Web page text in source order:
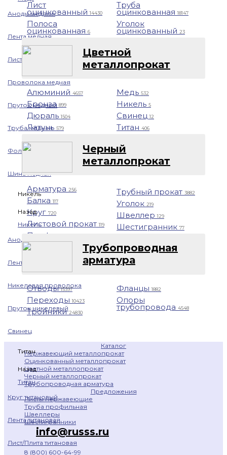
Аноды медные
Лента медная
Лист/Плита медная
Проволока медная
Пруток медный
Труба медная
Фольга медная
Шина медная
Никель
Назад
Никель
Анод никелевый
Лента никелевая
Никелевая проволока
Пруток никелевый
Свинец
Титан
Назад
Титан
Круг титановый
Лента титановая
Лист/Плита титановая
Лист
оцинкованный14430
Полоса
оцинкованная 6
Труба
оцинкованная18147
Уголок
оцинкованный 23
Цветной
металлопрокат
Алюминий 4657
Бронза 899
Дюраль1504
Латунь 579
Медь 532
Никель 5
Свинец12
Титан 406
Черный
металлопрокат
Арматура 256
Балка117
Круг 720
Листовой прокат119
Профнастил
Трубный прокат 3882
Уголок 219
Швеллер129
Шестигранник 77
Трубопроводная
арматура
Отводы15397
Переходы10423
Тройники24830
Фланцы1882
Опоры
трубопровода 4548
Каталог
Нержавеющий металлопрокат
Оцинкованный металлопрокат
Цветной металлопрокат
Черный металлопрокат
Трубопроводная арматура
Предложения
Листы нержавеющие
Труба профильная
Швеллеры
Шестигранники
info@russs.ru
8 (800) 600-64-99